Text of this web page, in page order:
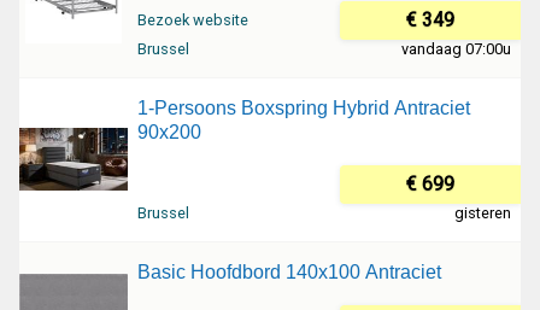
Bezoek website € 349
Brussel vandaag 07:00u
1-Persoons Boxspring Hybrid Antraciet
90x200
€ 699
Brussel gisteren
Basic Hoofdbord 140x100 Antraciet